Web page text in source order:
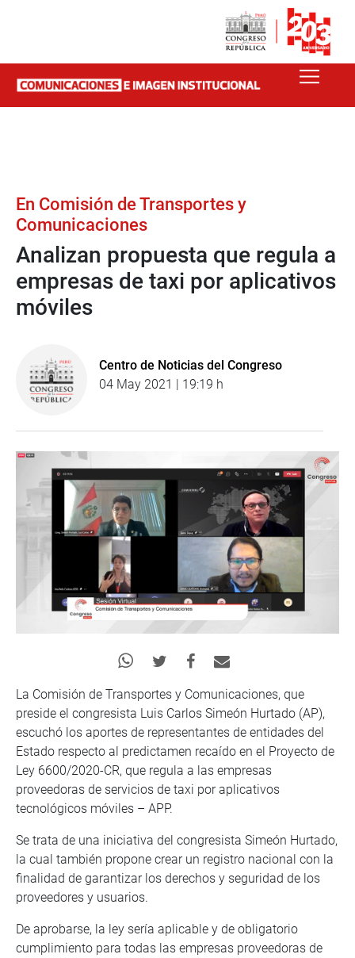
En Comisión de Transportes y
Comunicaciones
Analizan propuesta que regula a
empresas de taxi por aplicativos
móviles
Centro de Noticias del Congreso
04 May 2021 | 19:19 h
La Comisión de Transportes y Comunicaciones, que
preside el congresista Luis Carlos Simeón Hurtado (AP),
escuchó los aportes de representantes de entidades del
Estado respecto al predictamen recaído en el Proyecto de
Ley 6600/2020-CR, que regula a las empresas
proveedoras de servicios de taxi por aplicativos
tecnológicos móviles – APP.
Se trata de una iniciativa del congresista Simeón Hurtado,
la cual también propone crear un registro nacional con la
finalidad de garantizar los derechos y seguridad de los
proveedores y usuarios.
De aprobarse, la ley sería aplicable y de obligatorio
cumplimiento para todas las empresas proveedoras de